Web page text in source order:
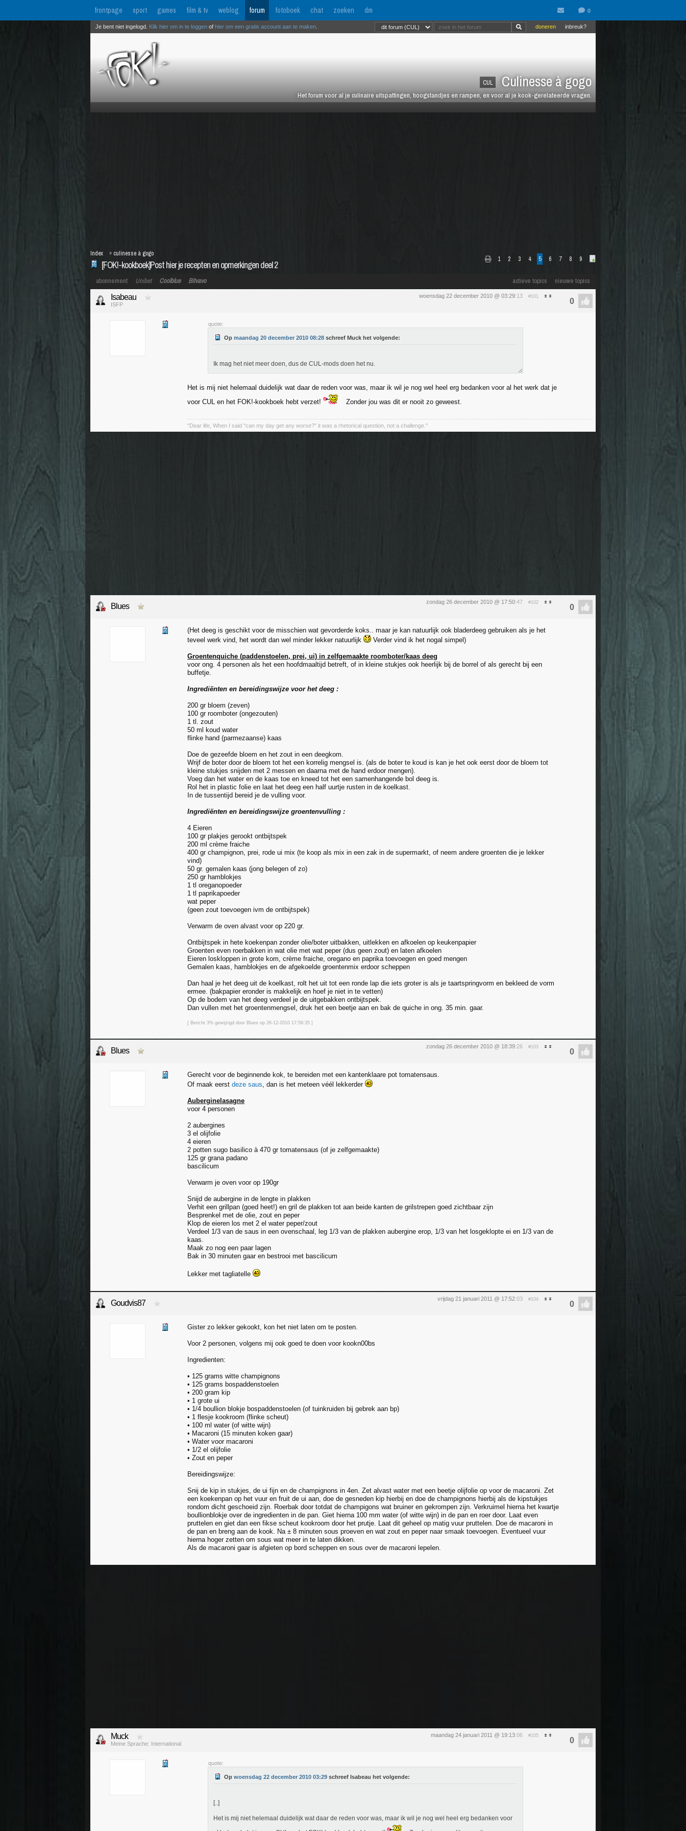
frontpage sport games film & tv weblog forum fotoboek chat zoeken dm
CUL Culinesse à gogo
Het forum voor al je culinaire uitspattingen, hoogstandjes en rampen, en voor al je kook-gerelateerde vragen.
inbreuk?
doneren
Je bent niet ingelogd. Klik hier om in te loggen of hier om een gratis account aan te maken
1 2 3 4 5 6 7 8 9
[FOK!-kookboek]Post hier je recepten en opmerkingen deel 2
Index » culinesse à gogo
actieve topics nieuwe topics
abonnement Unibet Coolblue Bitvavo
woensdag 22 december 2010 @ 03:29:13 #101
Isabeau
ISFP
quote:
Op maandag 20 december 2010 08:28 schreef Muck het volgende:
Ik mag het niet meer doen, dus de CUL-mods doen het nu.
Het is mij niet helemaal duidelijk wat daar de reden voor was, maar ik wil je nog wel heel erg bedanken voor al het werk dat je
voor CUL en het FOK!-kookboek hebt verzet!
Zonder jou was dit er nooit zo geweest.
"Dear life, When I said "can my day get any worse?" it was a rhetorical question, not a challenge."
zondag 26 december 2010 @ 17:50:47 #102
Blues
(Het deeg is geschikt voor de misschien wat gevorderde koks.. maar je kan natuurlijk ook bladerdeeg gebruiken als je het
teveel werk vind, het wordt dan wel minder lekker natuurlijk
Verder vind ik het nogal simpel)
Groentenquiche (paddenstoelen, prei, ui) in zelfgemaakte roomboter/kaas deeg
voor ong. 4 personen als het een hoofdmaaltijd betreft, of in kleine stukjes ook heerlijk bij de borrel of als gerecht bij een
buffetje.
Ingrediënten en bereidingswijze voor het deeg :
200 gr bloem (zeven)
100 gr roomboter (ongezouten)
1 tl. zout
50 ml koud water
flinke hand (parmezaanse) kaas
Doe de gezeefde bloem en het zout in een deegkom.
Wrijf de boter door de bloem tot het een korrelig mengsel is. (als de boter te koud is kan je het ook eerst door de bloem tot
kleine stukjes snijden met 2 messen en daarna met de hand erdoor mengen).
Voeg dan het water en de kaas toe en kneed tot het een samenhangende bol deeg is.
Rol het in plastic folie en laat het deeg een half uurtje rusten in de koelkast.
In de tussentijd bereid je de vulling voor.
Ingrediënten en bereidingswijze groentenvulling :
4 Eieren
100 gr plakjes gerookt ontbijtspek
200 ml crème fraiche
400 gr champignon, prei, rode ui mix (te koop als mix in een zak in de supermarkt, of neem andere groenten die je lekker
vind)
50 gr. gemalen kaas (jong belegen of zo)
250 gr hamblokjes
1 tl oreganopoeder
1 tl paprikapoeder
wat peper
(geen zout toevoegen ivm de ontbijtspek)
Verwarm de oven alvast voor op 220 gr.
Ontbijtspek in hete koekenpan zonder olie/boter uitbakken, uitlekken en afkoelen op keukenpapier
Groenten even roerbakken in wat olie met wat peper (dus geen zout) en laten afkoelen
Eieren loskloppen in grote kom, crème fraiche, oregano en paprika toevoegen en goed mengen
Gemalen kaas, hamblokjes en de afgekoelde groentenmix erdoor scheppen
Dan haal je het deeg uit de koelkast, rolt het uit tot een ronde lap die iets groter is als je taartspringvorm en bekleed de vorm
ermee. (bakpapier eronder is makkelijk en hoef je niet in te vetten)
Op de bodem van het deeg verdeel je de uitgebakken ontbijtspek.
Dan vullen met het groentenmengsel, druk het een beetje aan en bak de quiche in ong. 35 min. gaar.
[ Bericht 3% gewijzigd door Blues op 26-12-2010 17:56:35 ]
zondag 26 december 2010 @ 18:39:26 #103
Blues
Gerecht voor de beginnende kok, te bereiden met een kantenklaare pot tomatensaus.
Of maak eerst deze saus, dan is het meteen véél lekkerder
Auberginelasagne
voor 4 personen
2 aubergines
3 el olijfolie
4 eieren
2 potten sugo basilico à 470 gr tomatensaus (of je zelfgemaakte)
125 gr grana padano
bascilicum
Verwarm je oven voor op 190gr
Snijd de aubergine in de lengte in plakken
Verhit een grillpan (goed heet!) en gril de plakken tot aan beide kanten de grilstrepen goed zichtbaar zijn
Besprenkel met de olie, zout en peper
Klop de eieren los met 2 el water peper/zout
Verdeel 1/3 van de saus in een ovenschaal, leg 1/3 van de plakken aubergine erop, 1/3 van het losgeklopte ei en 1/3 van de
kaas.
Maak zo nog een paar lagen
Bak in 30 minuten gaar en bestrooi met bascilicum
Lekker met tagliatelle
vrijdag 21 januari 2011 @ 17:52:03 #104
Goudvis87
Gister zo lekker gekookt, kon het niet laten om te posten.
Voor 2 personen, volgens mij ook goed te doen voor kookn00bs
Ingredienten:
• 125 grams witte champignons
• 125 grams bospaddenstoelen
• 200 gram kip
• 1 grote ui
• 1/4 boullion blokje bospaddenstoelen (of tuinkruiden bij gebrek aan bp)
• 1 flesje kookroom (flinke scheut)
• 100 ml water (of witte wijn)
• Macaroni (15 minuten koken gaar)
• Water voor macaroni
• 1/2 el olijfolie
• Zout en peper
Bereidingswijze:
Snij de kip in stukjes, de ui fijn en de champignons in 4en. Zet alvast water met een beetje olijfolie op voor de macaroni. Zet
een koekenpan op het vuur en fruit de ui aan, doe de gesneden kip hierbij en doe de champignons hierbij als de kipstukjes
rondom dicht geschoeid zijn. Roerbak door totdat de champigons wat bruiner en gekrompen zijn. Verkruimel hierna het kwartje
boullionblokje over de ingredienten in de pan. Giet hierna 100 mm water (of witte wijn) in de pan en roer door. Laat even
pruttelen en giet dan een fikse scheut kookroom door het prutje. Laat dit geheel op matig vuur pruttelen. Doe de macaroni in
de pan en breng aan de kook. Na ± 8 minuten sous proeven en wat zout en peper naar smaak toevoegen. Eventueel vuur
hierna hoger zetten om sous wat meer in te laten dikken.
Als de macaroni gaar is afgieten op bord scheppen en sous over de macaroni lepelen.
maandag 24 januari 2011 @ 19:13:06 #105
Muck
Meine Sprache: International
quote:
Op woensdag 22 december 2010 03:29 schreef Isabeau het volgende:
[..]
Het is mij niet helemaal duidelijk wat daar de reden voor was, maar ik wil je nog wel heel erg bedanken voor